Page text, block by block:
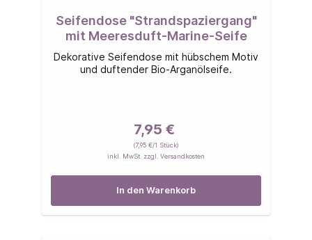
Seifendose "Strandspaziergang"
mit Meeresduft-Marine-Seife
Dekorative Seifendose mit hübschem Motiv
und duftender Bio-Arganölseife.
7,95 €
(7,95 €/1 Stück)
inkl. MwSt. zzgl. Versandkosten
In den Warenkorb